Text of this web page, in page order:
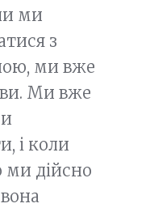
ми
з
ми вже
Ми вже
і коли
ми дійсно